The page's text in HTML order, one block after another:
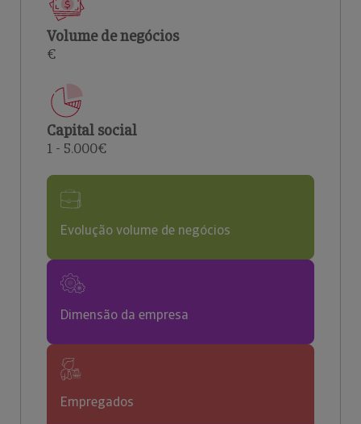
Volume de negócios
€
Capital social
1 - 5.000€
Evolução volume de negócios
Dimensão da empresa
Empregados